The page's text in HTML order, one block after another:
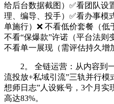
给后台数据截图）✅看团队设
理、编导、投手）✅看办事模
单施行）❌ 不看低价套餐（低
不看“保爆款”许诺（平台法则
不看单一展现（需评估持久增
2。 全链运营：从内容到一
流投放+私域引流”三轨并行模
想师日志”人设账号，3个月实
高达83%。